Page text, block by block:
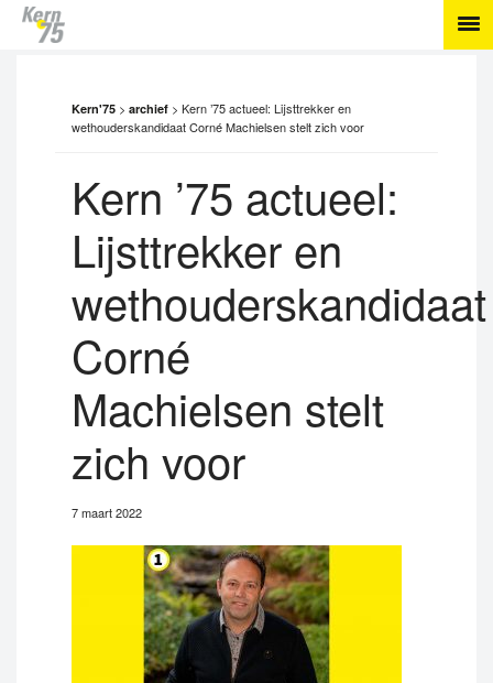
Kern'75 > archief > Kern ’75 actueel: Lijsttrekker en
wethouderskandidaat Corné Machielsen stelt zich voor
Kern ’75 actueel:
Lijsttrekker en
wethouderskandidaat
Corné
Machielsen stelt
zich voor
7 maart 2022